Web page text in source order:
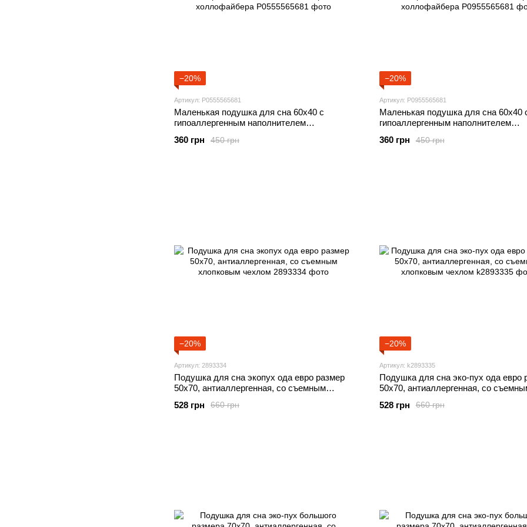
−20%
Артикул: P0555565681
Маленькая подушка для сна 60х40 с
гипоаллергенным наполнителем
450 грн
360 грн
−20%
Артикул: P0955565681
Маленькая подушка для сна 60х40
гипоаллергенным наполнителем
450 грн
360 грн
−20%
Артикул: 2893334
Подушка для сна экопух ода евро размер
50х70, антиаллергенная, со съемным
660 грн
528 грн
−20%
Артикул: k2893335
Подушка для сна эко-пух ода евро
50х70, антиаллергенная, со
660 грн
528 грн